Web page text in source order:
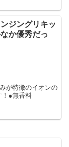
ジングリキッ
か優秀だっ
が特徴のイオンの
！●無香料